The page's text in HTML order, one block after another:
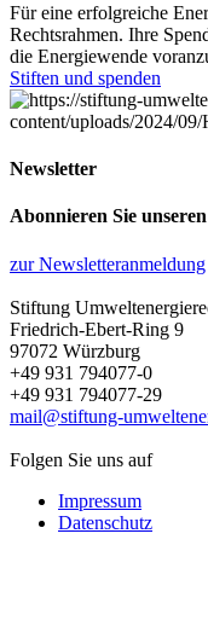
Für eine erfolgreiche
Rechtsrahmen. Ihre
die Energiewende
Stiften und spenden
Newsletter
Abonnieren Sie
zur Newsletteranmeldung
Stiftung
Friedrich-Ebert-Ring 9
97072 Würzburg
+49 931 794077-0
+49 931 794077-29
mail@stiftung-
Folgen Sie uns auf
Impressum
Datenschutz